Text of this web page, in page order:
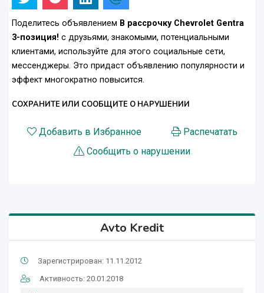
Поделитесь объявлением В рассрочку Chevrolet Gentra
3-позиция! с друзьями, знакомыми, потенциальными
клиентами, используйте для этого социальные сети,
мессенджеры. Это придаст объявлению популярности и
эффект многократно повысится.
СОХРАНИТЕ ИЛИ СООБЩИТЕ О НАРУШЕНИИ
Добавить в Избранное
Распечатать
Сообщить о нарушении
Avto Kredit
Зарегистрирован: 11.11.2012
Активность: 20.01.2018